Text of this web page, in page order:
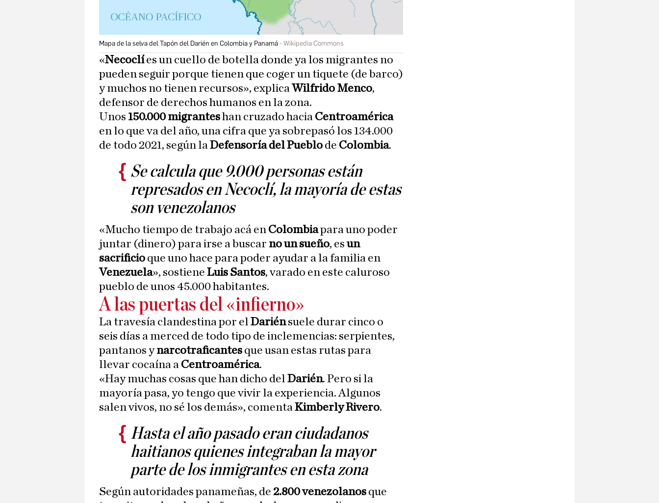
Mapa de la selva del Tapón del Darién en Colombia y Panamá Wikipedia Commons
«Necoclíes un cuello de botella donde ya los migrantes no
pueden seguir porque tienen que coger un tiquete (de barco)
y muchos no tienen recursos», explica Wilfrido Menco,
defensor de derechos humanos en la zona.
Unos 150.000 migranteshan cruzado hacia Centroamérica
en lo que va del año, una cifra que ya sobrepasó los 134.000
de todo 2021, según la Defensoría del Pueblo de Colombia.
Se calcula que 9.000 personas están
represados en Necoclí, la mayoría de estas
son venezolanos
«Mucho tiempo de trabajo acá en Colombiapara uno poder
juntar (dinero) para irse a buscar no un sueño, es un
sacrificio que uno hace para poder ayudar a la familia en
Venezuela», sostiene Luis Santos, varado en este caluroso
pueblo de unos 45.000 habitantes.
A las puertas del «infierno»
La travesía clandestina por el Dariénsuele durar cinco o
seis días a merced de todo tipo de inclemencias: serpientes,
pantanos ynarcotraficantes que usan estas rutas para
llevar cocaína a Centroamérica.
«Hay muchas cosas que han dicho del Darién. Pero si la
mayoría pasa, yo tengo que vivir la experiencia. Algunos
salen vivos, no sé los demás», comenta Kimberly Rivero.
Hasta el año pasado eran ciudadanos
haitianos quienes integraban la mayor
parte de los inmigrantes en esta zona
Según autoridades panameñas, de 2.800 venezolanos que